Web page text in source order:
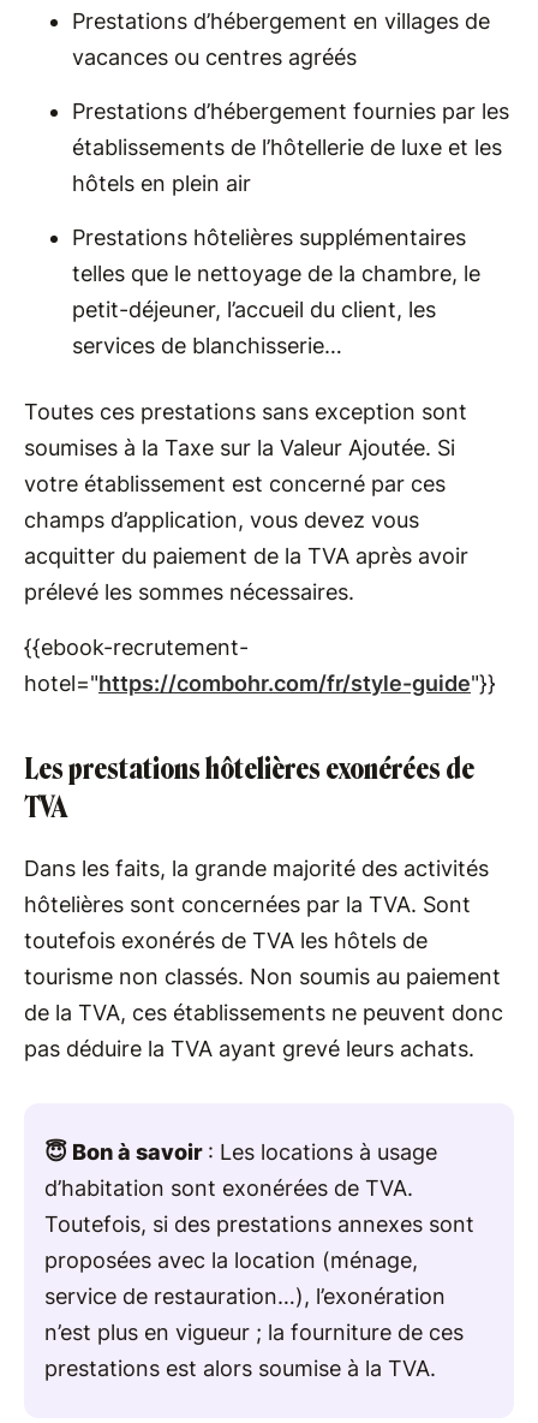
Prestations d’hébergement en villages de
vacances ou centres agréés
Prestations d’hébergement fournies par les
établissements de l’hôtellerie de luxe et les
hôtels en plein air
Prestations hôtelières supplémentaires
telles que le nettoyage de la chambre, le
petit-déjeuner, l’accueil du client, les
services de blanchisserie…
Toutes ces prestations sans exception sont
soumises à la Taxe sur la Valeur Ajoutée. Si
votre établissement est concerné par ces
champs d’application, vous devez vous
acquitter du paiement de la TVA après avoir
prélevé les sommes nécessaires.
{{ebook-recrutement-
hotel="https://combohr.com/fr/style-guide"}}
Les prestations hôtelières exonérées de
TVA
Dans les faits, la grande majorité des activités
hôtelières sont concernées par la TVA. Sont
toutefois exonérés de TVA les hôtels de
tourisme non classés. Non soumis au paiement
de la TVA, ces établissements ne peuvent donc
pas déduire la TVA ayant grevé leurs achats.
😇 Bon à savoir : Les locations à usage
d’habitation sont exonérées de TVA.
Toutefois, si des prestations annexes sont
proposées avec la location (ménage,
service de restauration…), l’exonération
n’est plus en vigueur ; la fourniture de ces
prestations est alors soumise à la TVA.